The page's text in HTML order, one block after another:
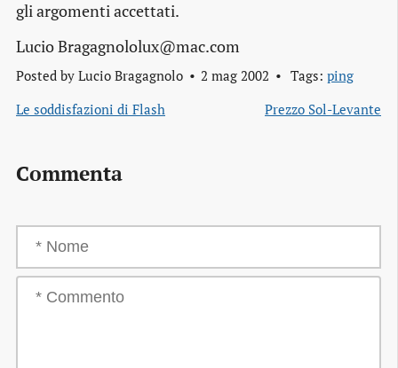
gli argomenti accettati.
Lucio Bragagnololux@mac.com
Posted by Lucio Bragagnolo 2 mag 2002 Tags: ping
Le soddisfazioni di Flash
Prezzo Sol-Levante
Commenta